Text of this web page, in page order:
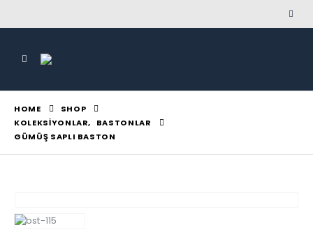
HOME
SHOP
KOLEKSIYONLAR,
BASTONLAR
GÜMÜŞ SAPLI BASTON